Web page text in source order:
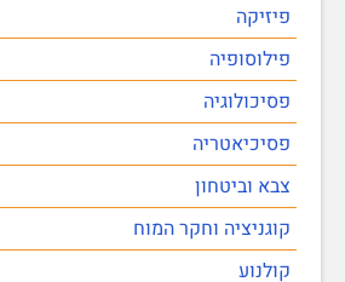
פיזיקה
פילוסופיה
פסיכולוגיה
פסיכיאטריה
צבא וביטחון
קוגניציה וחקר המוח
קולנוע